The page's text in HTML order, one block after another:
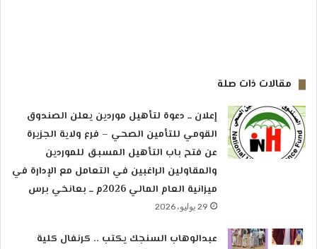
مقالات ذات صلة
إعلان ــ دعوة لتأهيل موردين يعلن الصندوق
القومي للتأمين الصحي – فرع ولاية الجزيرة
عن فتح باب التأهيل المسبق للموردين
والمقاولين الراغبين في التعامل مع الإدارة في
ميزانية العام المالي 2026م ــ بعانخي برس
29 يوليو، 2026
عبدالوهاب السنجك يكتب .. كرنفال كلية